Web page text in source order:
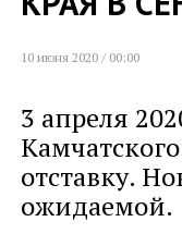
10 июня 2020 / 00:00
3 апреля
отставку.
ожидаемой.